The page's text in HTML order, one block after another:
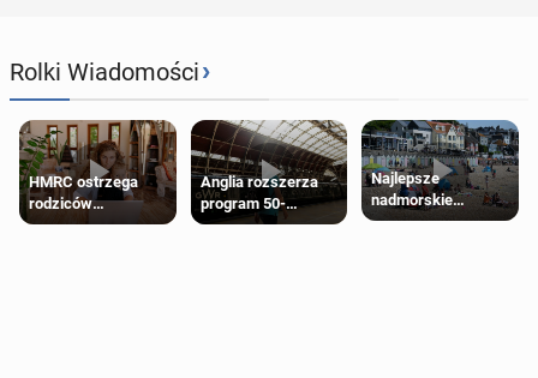
Rolki Wiadomości›
HMRC ostrzega
rodziców
pobierających Child
Anglia rozszerza
program 50-
procentowych
Najlepsze
nadmorskie
miasteczko blisko